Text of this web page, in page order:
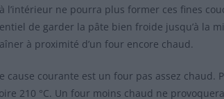
l’intérieur ne pourra plus former ces fines
de garder la pâte bien froide jusqu’à la
à proximité d’un four encore chaud.
cause courante est un four pas assez
210 °C. Un four moins chaud ne